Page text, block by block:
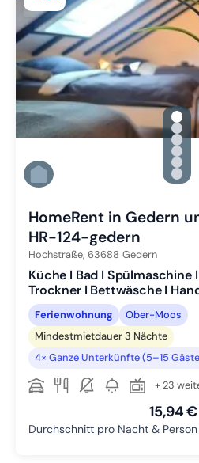
Zu
Zu
Zu
Zu
Zu
Zu
HomeRent in Gedern
HR-124-gedern
Hochstraße, 63688 Gedern
Küche I Bad I Spülmaschine
Trockner I Bettwäsche I
Ferienwohnung
Ober-Moos
Mindestmietdauer 3 Nächte
4× Ganze Unterkünfte (5–15
+ 23
15,94 €
Durchschnitt pro Nacht & Person